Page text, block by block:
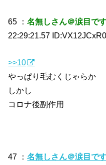
65 ：名無しさん＠涙目です
22:29:21.57
>>10
やっぱり毛むくじゃらか
しかし
コロナ後副作用
47 ：名無しさん＠涙目で